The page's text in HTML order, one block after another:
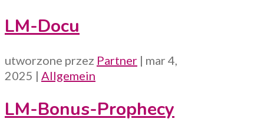
LM-Docu
utworzone przez Partner | mar 4,
2025 | Allgemein
LM-Bonus-Prophecy